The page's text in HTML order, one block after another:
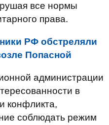
все нормы
права.
РФ обстреляли
Попасной
администрации
в
конфликта,
соблюдать режим